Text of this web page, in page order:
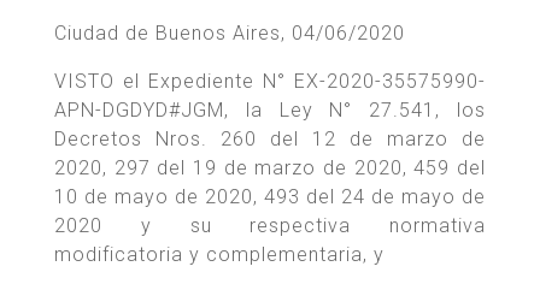
Ciudad de Buenos Aires, 04/06/2020
VISTO el Expediente N° EX-2020-35575990-
APN-DGDYD#JGM, la Ley N° 27.541, los
Decretos Nros. 260 del 12 de marzo de
2020, 297 del 19 de marzo de 2020, 459 del
10 de mayo de 2020, 493 del 24 de mayo de
2020 y su respectiva normativa
modificatoria y complementaria, y